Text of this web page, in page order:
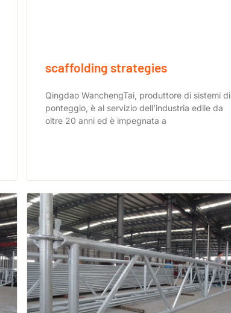
scaffolding strategies
Qingdao WanchengTai, produttore di sistemi di
ponteggio, è al servizio dell'industria edile da
oltre 20 anni ed è impegnata a